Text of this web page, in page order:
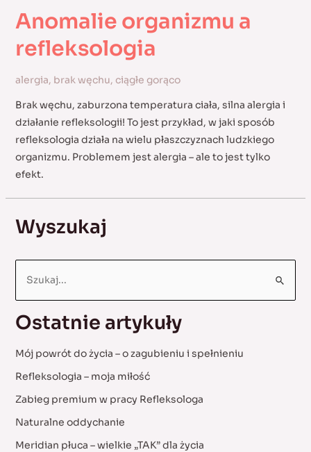
Anomalie organizmu a
refleksologia
alergia, brak węchu, ciągłe gorąco
Brak węchu, zaburzona temperatura ciała, silna alergia i
działanie refleksologii! To jest przykład, w jaki sposób
refleksologia działa na wielu płaszczyznach ludzkiego
organizmu. Problemem jest alergia – ale to jest tylko
efekt.
Wyszukaj
r
c
o
r
:
Ostatnie artykuły
Mój powrót do życia – o zagubieniu i spełnieniu
Refleksologia – moja miłość
Zabieg premium w pracy Refleksologa
Naturalne oddychanie
Meridian płuca – wielkie „TAK” dla życia